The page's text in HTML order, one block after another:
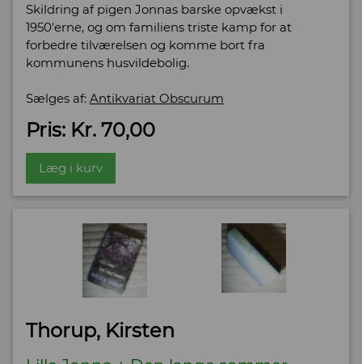
Skildring af pigen Jonnas barske opvækst i
1950'erne, og om familiens triste kamp for at
forbedre tilværelsen og komme bort fra
kommunens husvildebolig.
Sælges af: Antikvariat Obscurum
Pris: Kr. 70,00
Læg i kurv
Thorup, Kirsten